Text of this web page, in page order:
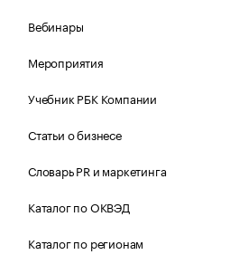
Вебинары
Мероприятия
Учебник РБК Компании
Статьи о бизнесе
Словарь PR и маркетинга
Каталог по ОКВЭД
Каталог по регионам